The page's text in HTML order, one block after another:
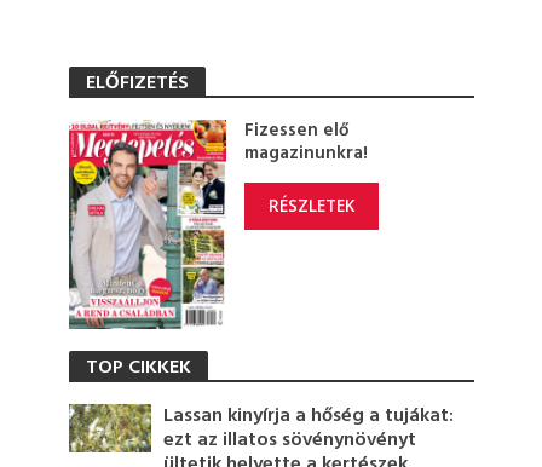
ELŐFIZETÉS
Fizessen elő
magazinunkra!
RÉSZLETEK
TOP CIKKEK
Lassan kinyírja a hőség a tujákat:
ezt az illatos sövénynövényt